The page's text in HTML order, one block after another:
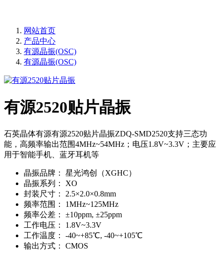
网站首页
产品中心
有源晶振(OSC)
有源晶振(OSC)
有源2520贴片晶振
石英晶体有源有源2520贴片晶振ZDQ-SMD2520支持三态功
能，高频率输出范围4MHz~54MHz；电压1.8V~3.3V；主要应
用于智能手机、蓝牙耳机等
晶振品牌：
星光鸿创（XGHC）
晶振系列：
XO
封装尺寸：
2.5×2.0×0.8mm
频率范围：
1MHz~125MHz
频率公差：
±10ppm, ±25ppm
工作电压：
1.8V~3.3V
工作温度：
-40~+85℃, -40~+105℃
输出方式：
CMOS